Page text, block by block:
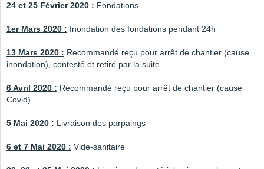
24 et 25 Février 2020 : Fondations
1er Mars 2020 : Inondation des fondations pendant 24h
13 Mars 2020 : Recommandé reçu pour arrêt de chantier (cause
inondation), contesté et retiré par la suite
6 Avril 2020 : Recommandé reçu pour arrêt de chantier (cause
Covid)
5 Mai 2020 : Livraison des parpaings
6 et 7 Mai 2020 : Vide-sanitaire